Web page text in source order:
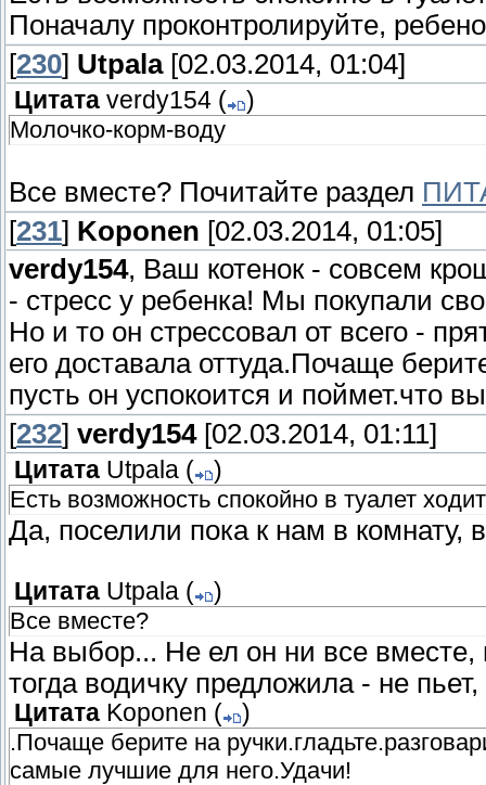
Поначалу проконтролируйте,
[230] Utpala[02.03.2014, 01:04]
Цитата verdy154 (
)
Молочко-корм-воду
Все вместе? Почитайте раздел
[231] Koponen [02.03.2014, 01:05]
verdy154, Ваш котенок - совсем
- стресс у ребенка! Мы покупали
Но и то он стрессовал от всего -
его доставала оттуда.Почаще
пусть он успокоится и поймет.что
[232] verdy154[02.03.2014, 01:11]
Цитата Utpala (
)
Есть возможность спокойно в туалет
Да, поселили пока к нам в
Цитата Utpala (
)
Все вместе?
На выбор... Не ел он ни все вместе,
тогда водичку предложила - не
Цитата Koponen (
)
.Почаще берите на
самые лучшие для него.Удачи!